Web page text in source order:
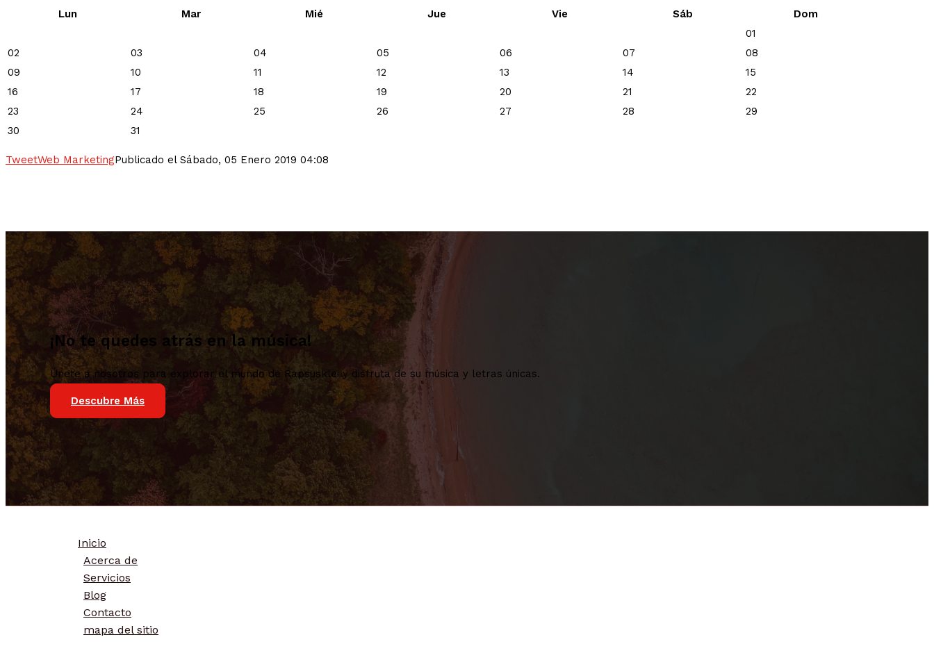
Lun Mar Mié Jue Vie Sáb
Dom
01
02
03 04 05 06 07
08
09
10 11 12 13 14
15
16
17 18 19 20 21
22
23
24 25 26 27 28
29
30
31
TweetWeb MarketingPublicado el Sábado, 05 Enero 2019 04:08
¡No te quedes atrás en la música!
Únete a nosotros para explorar el mundo de Rapsusklei y disfruta de su música y letras únicas.
Descubre Más
Inicio
Acerca de
Servicios
Blog
Contacto
mapa del sitio